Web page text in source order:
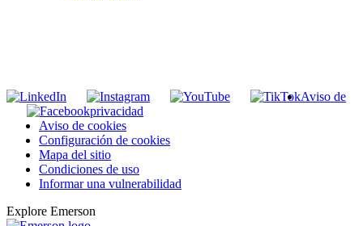
Aviso de
privacidad
Aviso de cookies
Configuración de cookies
Mapa del sitio
Condiciones de uso
Informar una vulnerabilidad
Explore Emerson